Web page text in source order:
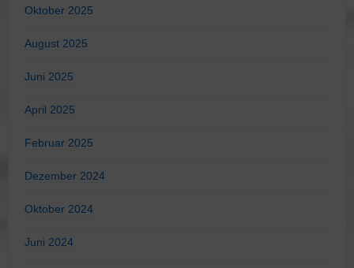
Oktober 2025
August 2025
Juni 2025
April 2025
Februar 2025
Dezember 2024
Oktober 2024
Juni 2024